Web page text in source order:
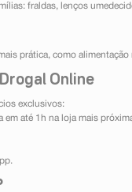
fraldas, lenços
prática, como
Online
exclusivos:
em até 1h na loja mais